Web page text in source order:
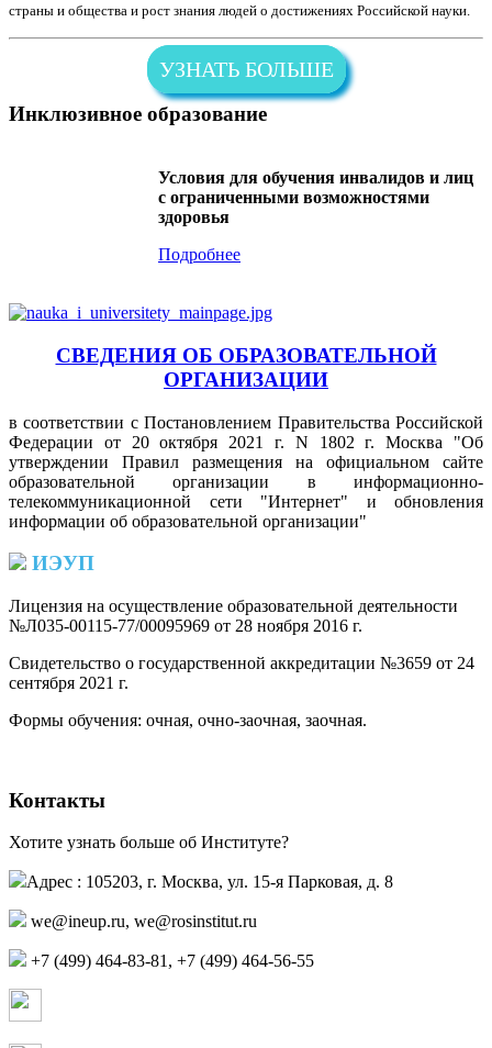
страны и общества и рост знания людей о достижениях Российской науки.
УЗНАТЬ БОЛЬШЕ
Инклюзивное образование
Условия для обучения инвалидов и лиц
с ограниченными возможностями
здоровья
Подробнее
СВЕДЕНИЯ ОБ ОБРАЗОВАТЕЛЬНОЙ
ОРГАНИЗАЦИИ
в соответствии с Постановлением Правительства Российской
Федерации от 20 октября 2021 г. N 1802 г. Москва "Об
утверждении Правил размещения на официальном сайте
образовательной организации в информационно-
телекоммуникационной сети "Интернет" и обновления
информации об образовательной организации"
ИЭУП
Лицензия на осуществление образовательной деятельности
№Л035-00115-77/00095969 от 28 ноября 2016 г.
Свидетельство о государственной аккредитации №3659 от 24
сентября 2021 г.
Формы обучения: очная, очно-заочная, заочная.
Контакты
Хотите узнать больше об Институте?
Адрес : 105203, г. Москва, ул. 15-я Парковая, д. 8
,
+7 (499) 464-83-81, +7 (499) 464-56-55